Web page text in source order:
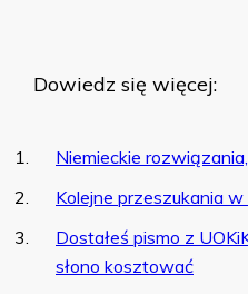
Dowiedz się więcej:
Niemieckie
Kolejne przeszukania
Dostałeś pismo z
słono kosztować